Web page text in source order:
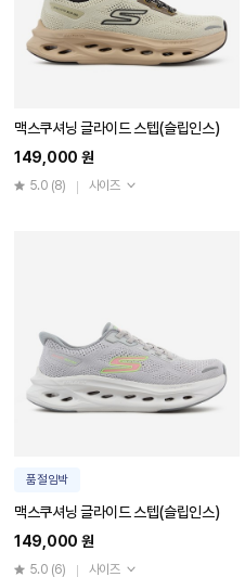
맥스쿠셔닝 글라이드 스텝(슬립인스)
149,000 원
5.0 (8) 사이즈
품절임박
맥스쿠셔닝 글라이드 스텝(슬립인스)
149,000 원
5.0 (6) 사이즈